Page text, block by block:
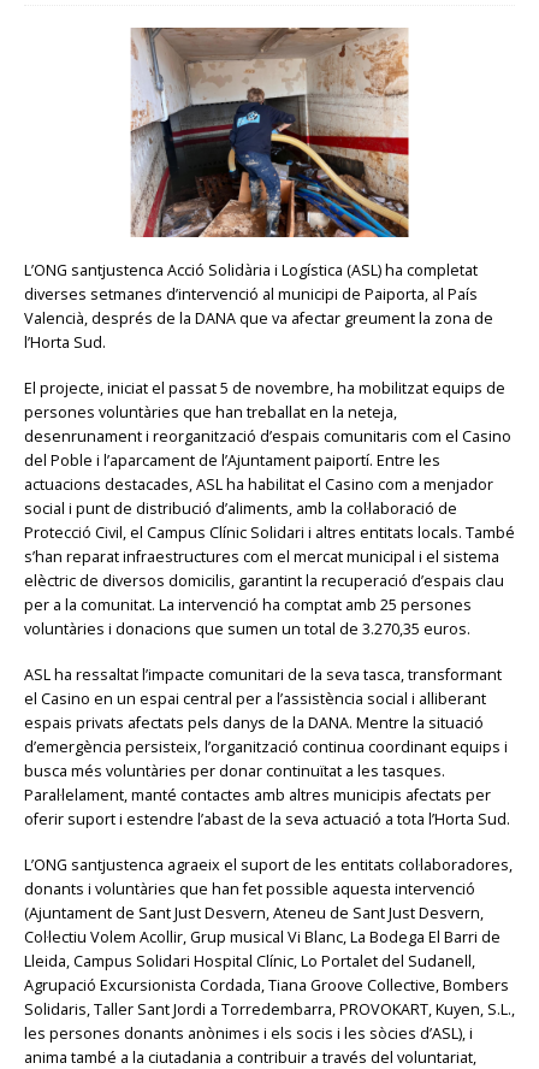
L’ONG santjustenca Acció Solidària i Logística (ASL) ha completat
diverses setmanes d’intervenció al municipi de Paiporta, al País
Valencià, després de la DANA que va afectar greument la zona de
l’Horta Sud.
El projecte, iniciat el passat 5 de novembre, ha mobilitzat equips de
persones voluntàries que han treballat en la neteja,
desenrunament i reorganització d’espais comunitaris com el Casino
del Poble i l’aparcament de l’Ajuntament paiportí. Entre les
actuacions destacades, ASL ha habilitat el Casino com a menjador
social i punt de distribució d’aliments, amb la col·laboració de
Protecció Civil, el Campus Clínic Solidari i altres entitats locals. També
s’han reparat infraestructures com el mercat municipal i el sistema
elèctric de diversos domicilis, garantint la recuperació d’espais clau
per a la comunitat. La intervenció ha comptat amb 25 persones
voluntàries i donacions que sumen un total de 3.270,35 euros.
ASL ha ressaltat l’impacte comunitari de la seva tasca, transformant
el Casino en un espai central per a l’assistència social i alliberant
espais privats afectats pels danys de la DANA. Mentre la situació
d’emergència persisteix, l’organització continua coordinant equips i
busca més voluntàries per donar continuïtat a les tasques.
Paral·lelament, manté contactes amb altres municipis afectats per
oferir suport i estendre l’abast de la seva actuació a tota l’Horta Sud.
L’ONG santjustenca agraeix el suport de les entitats col·laboradores,
donants i voluntàries que han fet possible aquesta intervenció
(Ajuntament de Sant Just Desvern, Ateneu de Sant Just Desvern,
Col·lectiu Volem Acollir, Grup musical Vi Blanc, La Bodega El Barri de
Lleida, Campus Solidari Hospital Clínic, Lo Portalet del Sudanell,
Agrupació Excursionista Cordada, Tiana Groove Collective, Bombers
Solidaris, Taller Sant Jordi a Torredembarra, PROVOKART, Kuyen, S.L.,
les persones donants anònimes i els socis i les sòcies d’ASL), i
anima també a la ciutadania a contribuir a través del voluntariat,